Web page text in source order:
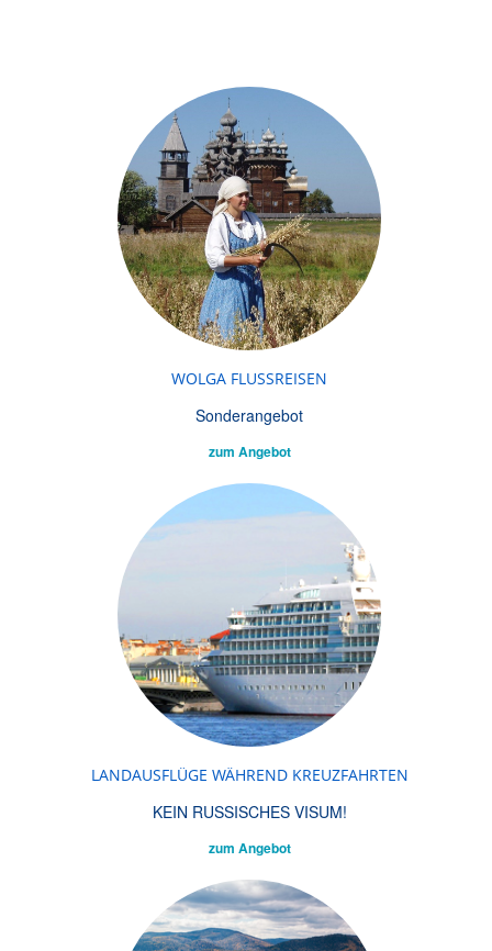
WOLGA FLUSSREISEN
Sonderangebot
zum Angebot
LANDAUSFLÜGE WÄHREND KREUZFAHRTEN
KEIN RUSSISCHES VISUM!
zum Angebot